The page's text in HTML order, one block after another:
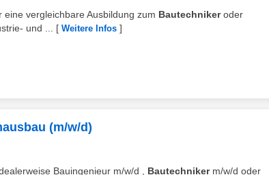
eine vergleichbare Ausbildung zum Bautechnikeroder
und ...
[ Weitere Infos ]
(m/w/d)
Bauingenieur m/w/d , Bautechnikerm/w/d oder